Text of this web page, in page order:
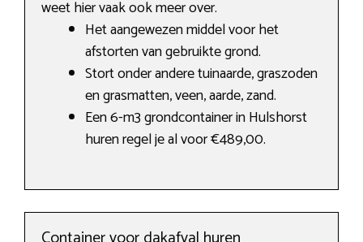
weet hier vaak ook meer over.
Het aangewezen middel voor het
afstorten van gebruikte grond.
Stort onder andere tuinaarde, graszoden
en grasmatten, veen, aarde, zand.
Een 6-m3 grondcontainer in Hulshorst
huren regel je al voor €489,00.